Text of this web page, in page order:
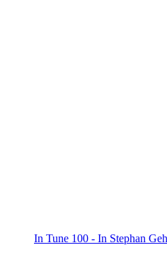
In Tune 100 - In Stephan